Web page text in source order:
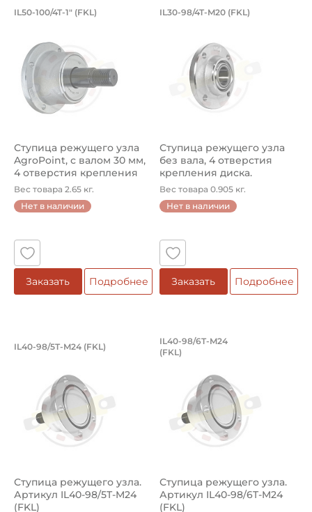
Ступица режущего узла AgroPoint, с
IL50-100/4T-1" (FKL)
Ступица режущего узла
AgroPoint, с валом 30 мм,
4 отверстия крепления
д...
Вес товара 2.65 кг.
Нет в наличии
Заказать Подробнее
Ступица режущего
IL30-98/4T-M20 (FKL)
Ступица режущего узла
без вала, 4 отверстия
крепления диска.
Артикул IL...
Вес товара 0.905 кг.
Нет в наличии
Заказать Подробнее
Ступица режущего узла. Артикул
Ступица IL40-98/5T-М24 FKL режущего узла с валом
IL40-98/5T-M24 (FKL)
Ступица режущего узла.
Артикул IL40-98/5T-M24
(FKL)
Ступица режущего
Ступица IL40-98/6T-М24 FKL
IL40-98/6T-M24
(FKL)
Ступица режущего узла.
Артикул IL40-98/6T-M24
(FKL)